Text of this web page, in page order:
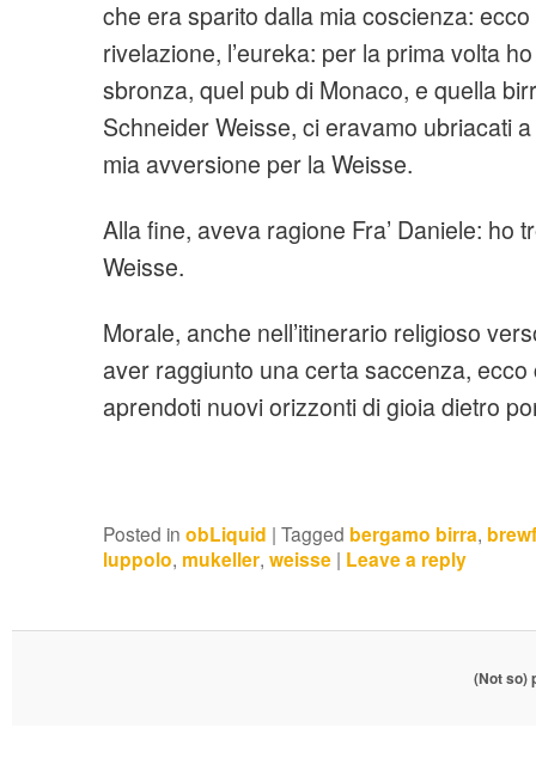
che era sparito dalla mia coscienza: ecco
rivelazione, l’eureka: per la prima volta
sbronza, quel pub di Monaco, e quella
Schneider Weisse, ci eravamo ubriacati
mia avversione per la Weisse.
Alla fine, aveva ragione Fra’ Daniele: ho
Weisse.
Morale, anche nell’itinerario religioso
aver raggiunto una certa saccenza, ecco
aprendoti nuovi orizzonti di gioia dietro
Posted in obLiquid | Tagged bergamo birra,
luppolo, mukeller, weisse | Leave a reply
(Not so)